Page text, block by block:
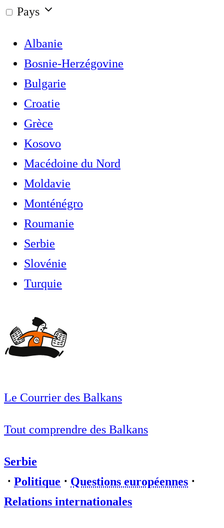
Pays
Albanie
Bosnie-Herzégovine
Bulgarie
Croatie
Grèce
Kosovo
Macédoine du Nord
Moldavie
Monténégro
Roumanie
Serbie
Slovénie
Turquie
Le Courrier des Balkans
Tout comprendre des Balkans
Serbie
⋅ Politique ⋅ Questions européennes ⋅
Relations internationales